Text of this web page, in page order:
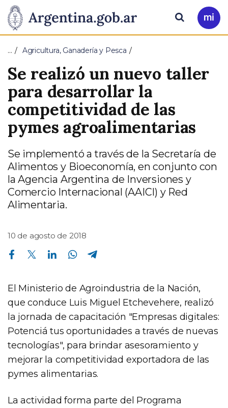
Presidencia
de
la
Nación
Pasar al contenido principal
Ir
a
Buscar
… Agricultura, Ganadería y Pesca
Se realizó un nuevo taller
para desarrollar la
competitividad de las
pymes agroalimentarias
Se implementó a través de la Secretaría de
Alimentos y Bioeconomía, en conjunto con
la Agencia Argentina de Inversiones y
Comercio Internacional (AAICI) y Red
Alimentaria.
10 de agosto de 2018
Compartir en Facebook Compartir en Twitter Compartir en Linkedin Compartir en Whatsapp
El Ministerio de Agroindustria de la Nación,
que conduce Luis Miguel Etchevehere, realizó
la jornada de capacitación "Empresas digitales:
Potenciá tus oportunidades a través de nuevas
tecnologías", para brindar asesoramiento y
mejorar la competitividad exportadora de las
pymes alimentarias.
La actividad forma parte del Programa